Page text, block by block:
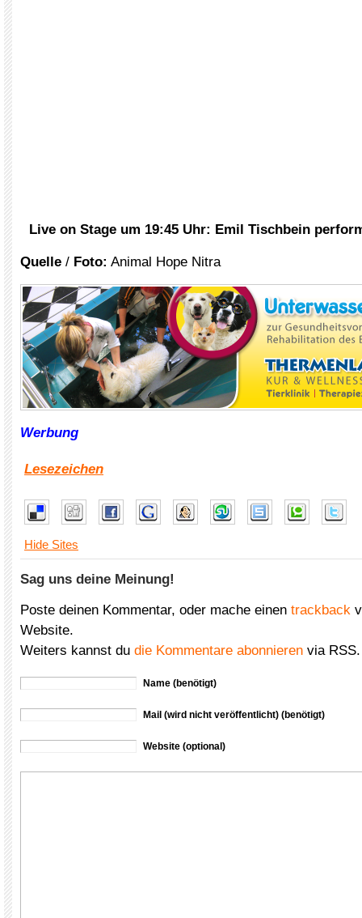
Live on Stage um 19:45 Uhr: Emil Tischbein
Quelle / Foto: Animal Hope Nitra
Werbung
Lesezeichen
Hide Sites
Sag uns deine Meinung!
Poste deinen Kommentar, oder mache einen trackback
Website.
Weiters kannst du die Kommentare abonnieren via RSS.
Name (benötigt)
Mail (wird nicht veröffentlicht) (benötigt)
Website (optional)